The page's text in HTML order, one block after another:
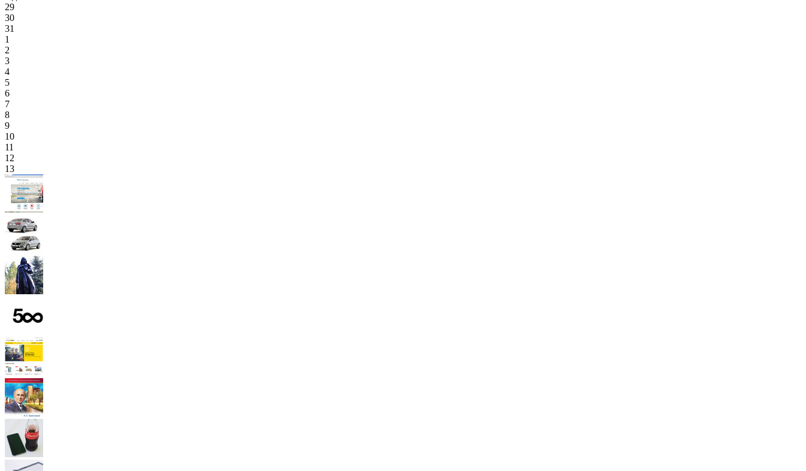
29
30
31
1
2
3
4
5
6
7
8
9
10
11
12
13